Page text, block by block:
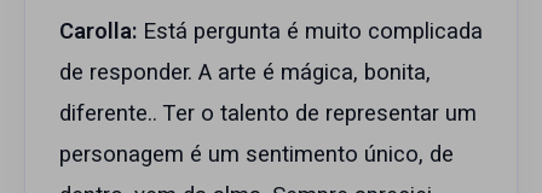
Carolla: Está pergunta é muito complicada
de responder. A arte é mágica, bonita,
diferente.. Ter o talento de representar um
personagem é um sentimento único, de